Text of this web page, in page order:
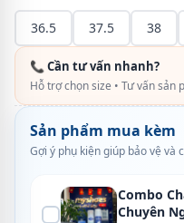
36.5 37.5 38
📞 Cần tư vấn nhanh?
Hỗ trợ chọn size • Tư vấn sản
Sản phẩm mua kèm
Gợi ý phụ kiện giúp bảo vệ và
Combo
Chuyên